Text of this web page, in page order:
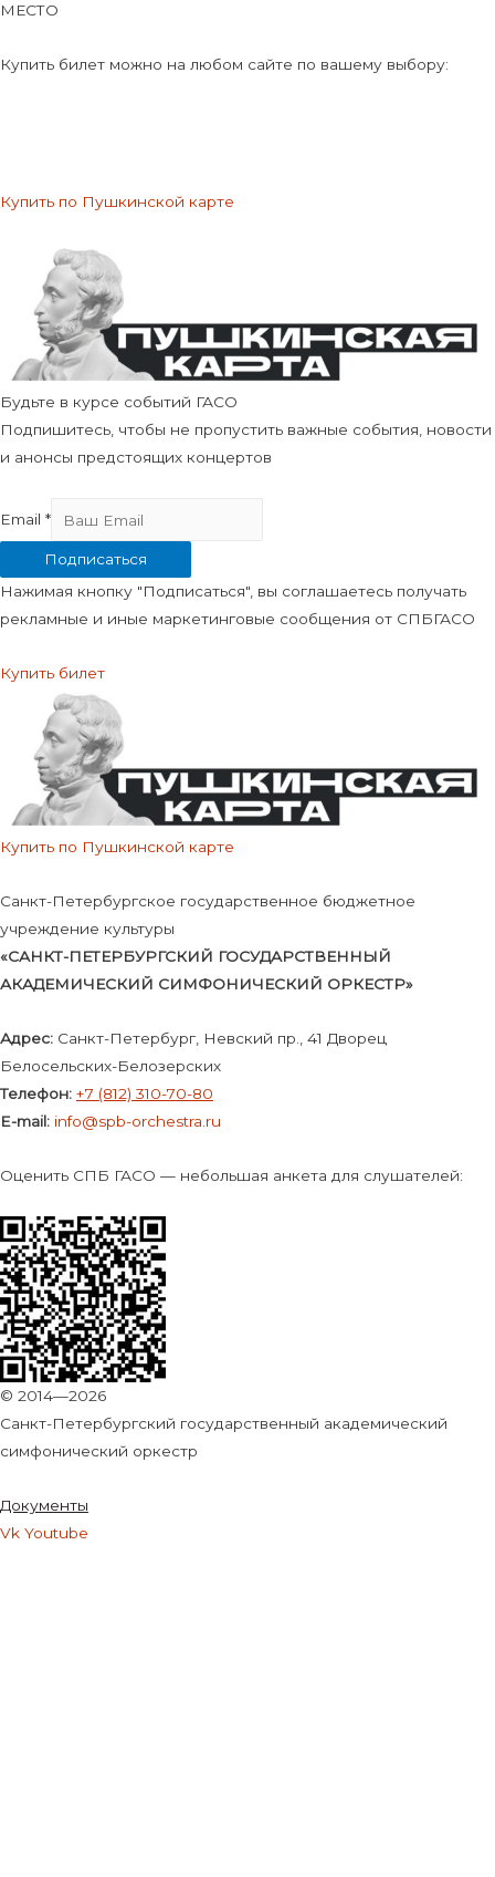
МЕСТО
Купить билет можно на любом сайте по вашему выбору:
Купить по Пушкинской карте
Будьте в курсе событий ГАСО
Подпишитесь, чтобы не пропустить важные события, новости
и анонсы предстоящих концертов
Email *
Подписаться
Нажимая кнопку "Подписаться", вы соглашаетесь получать
рекламные и иные маркетинговые сообщения от СПБГАСО
Купить билет
Купить по Пушкинской карте
Санкт-Петербургское государственное бюджетное
учреждение культуры
«САНКТ-ПЕТЕРБУРГСКИЙ ГОСУДАРСТВЕННЫЙ
АКАДЕМИЧЕСКИЙ СИМФОНИЧЕСКИЙ ОРКЕСТР»
Адрес: Санкт-Петербург, Невский пр., 41 Дворец
Белосельских-Белозерских
Телефон: +7 (812) 310-70-80
E-mail: info@spb-orchestra.ru
Оценить СПБ ГАСО — небольшая анкета для слушателей:
© 2014—2026
Санкт-Петербургский государственный академический
симфонический оркестр
Документы
Vk Youtube